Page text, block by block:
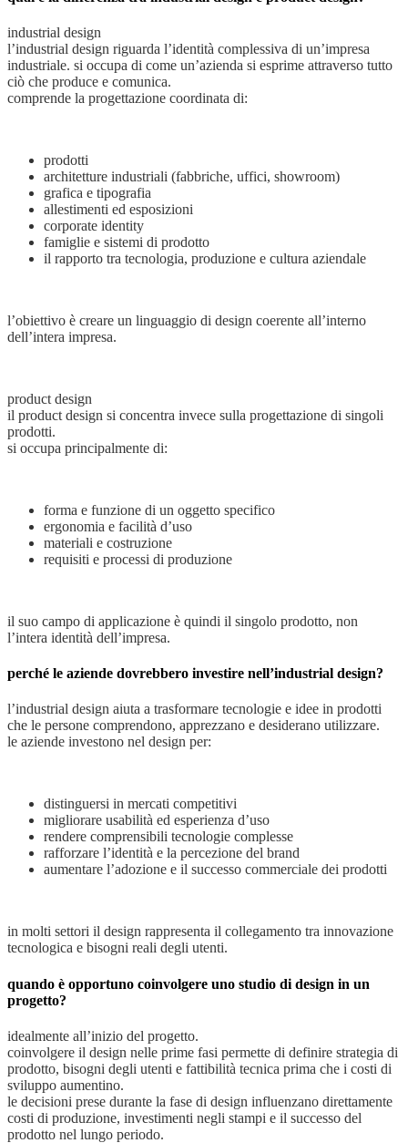
industrial design
l’industrial design riguarda l’identità complessiva di un’impresa
industriale. si occupa di come un’azienda si esprime attraverso tutto
ciò che produce e comunica.
comprende la progettazione coordinata di:
prodotti
architetture industriali (fabbriche, uffici, showroom)
grafica e tipografia
allestimenti ed esposizioni
corporate identity
famiglie e sistemi di prodotto
il rapporto tra tecnologia, produzione e cultura aziendale
l’obiettivo è creare un linguaggio di design coerente all’interno
dell’intera impresa.
product design
il product design si concentra invece sulla progettazione di singoli
prodotti.
si occupa principalmente di:
forma e funzione di un oggetto specifico
ergonomia e facilità d’uso
materiali e costruzione
requisiti e processi di produzione
il suo campo di applicazione è quindi il singolo prodotto, non
l’intera identità dell’impresa.
perché le aziende dovrebbero investire nell’industrial design?
l’industrial design aiuta a trasformare tecnologie e idee in prodotti
che le persone comprendono, apprezzano e desiderano utilizzare.
le aziende investono nel design per:
distinguersi in mercati competitivi
migliorare usabilità ed esperienza d’uso
rendere comprensibili tecnologie complesse
rafforzare l’identità e la percezione del brand
aumentare l’adozione e il successo commerciale dei prodotti
in molti settori il design rappresenta il collegamento tra innovazione
tecnologica e bisogni reali degli utenti.
quando è opportuno coinvolgere uno studio di design in un
progetto?
idealmente all’inizio del progetto.
coinvolgere il design nelle prime fasi permette di definire strategia di
prodotto, bisogni degli utenti e fattibilità tecnica prima che i costi di
sviluppo aumentino.
le decisioni prese durante la fase di design influenzano direttamente
costi di produzione, investimenti negli stampi e il successo del
prodotto nel lungo periodo.